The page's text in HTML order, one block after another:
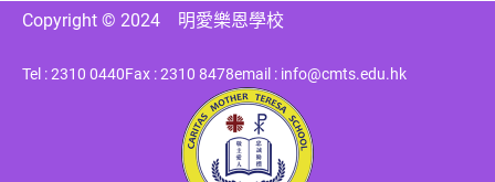
Copyright © 2024 明愛樂恩學校
Tel : 2310 0440Fax : 2310 8478email : info@cmts.edu.hk